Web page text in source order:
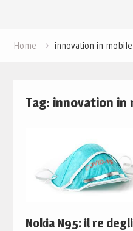
Home innovation in
Tag: innovation in
Nokia N95: il re